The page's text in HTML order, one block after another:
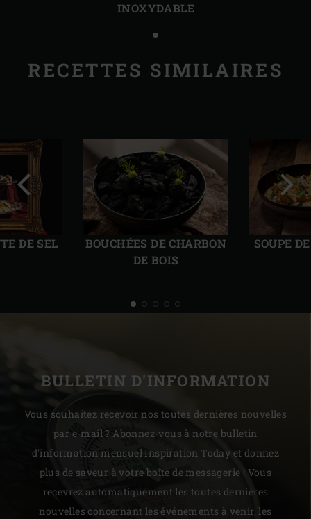
INOXYDABLE
RECETTES SIMILAIRES
DE SEL
BOUCHÉES DE CHARBON
DE BOIS
SOUPE
Diapo
précédente
BULLETIN D'INFORMATION
Vous souhaitez recevoir nos toutes dernières nouvelles
par e-mail ? Abonnez-vous à notre bulletin
d'information mensuel Inspiration Today et donnez
plus de saveur à votre boîte de messagerie ! Vous
recevrez automatiquement les toutes dernières
nouvelles concernant les événements à venir, les